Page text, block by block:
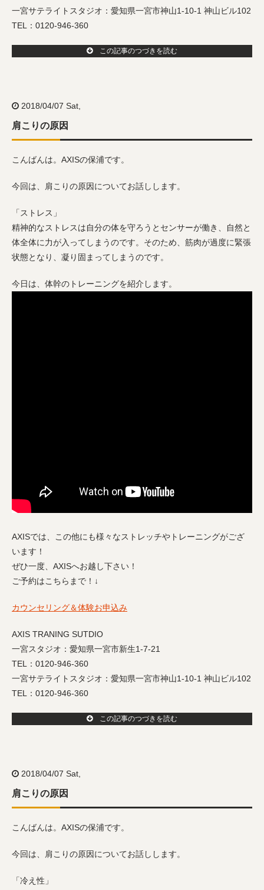
一宮サテライトスタジオ：愛知県一宮市神山1-10-1 神山ビル102
TEL：0120-946-360
この記事のつづきを読む
2018/04/07 Sat,
肩こりの原因
こんばんは。AXISの保浦です。
今回は、肩こりの原因についてお話しします。
「ストレス」
精神的なストレスは自分の体を守ろうとセンサーが働き、自然と
体全体に力が入ってしまうのです。そのため、筋肉が過度に緊張
状態となり、凝り固まってしまうのです。
今日は、体幹のトレーニングを紹介します。
AXISでは、この他にも様々なストレッチやトレーニングがござ
います！
ぜひ一度、AXISへお越し下さい！
ご予約はこちらまで！↓
カウンセリング＆体験お申込み
AXIS TRANING SUTDIO
一宮スタジオ：愛知県一宮市新生1-7-21
TEL：0120-946-360
一宮サテライトスタジオ：愛知県一宮市神山1-10-1 神山ビル102
TEL：0120-946-360
この記事のつづきを読む
2018/04/07 Sat,
肩こりの原因
こんばんは。AXISの保浦です。
今回は、肩こりの原因についてお話しします。
「冷え性」